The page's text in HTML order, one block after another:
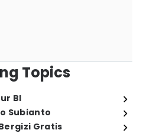
Topics
BI
Subianto
Gratis